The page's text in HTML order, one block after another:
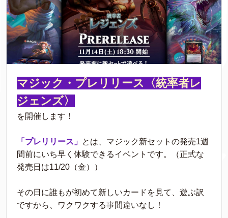
マジック・プレリリース〈統率者レ
ジェンズ〉
を開催します！
「プレリリース」 とは、マジック新セットの発売1週
間前にいち早く体験できるイベントです。（正式な
発売日は11/20（金））
その日に誰もが初めて新しいカードを見て、遊ぶ訳
ですから、ワクワクする事間違いなし！